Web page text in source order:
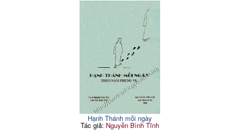
Hạnh Thánh mỗi ngày
Tác giả: Nguyễn Bình Tĩnh